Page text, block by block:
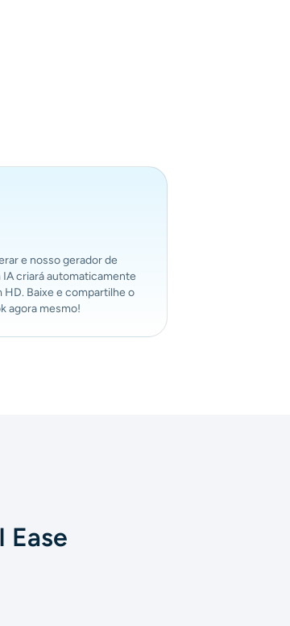
e nosso gerador de
IA criará automaticamente
Baixe e compartilhe o
agora mesmo!
Ease